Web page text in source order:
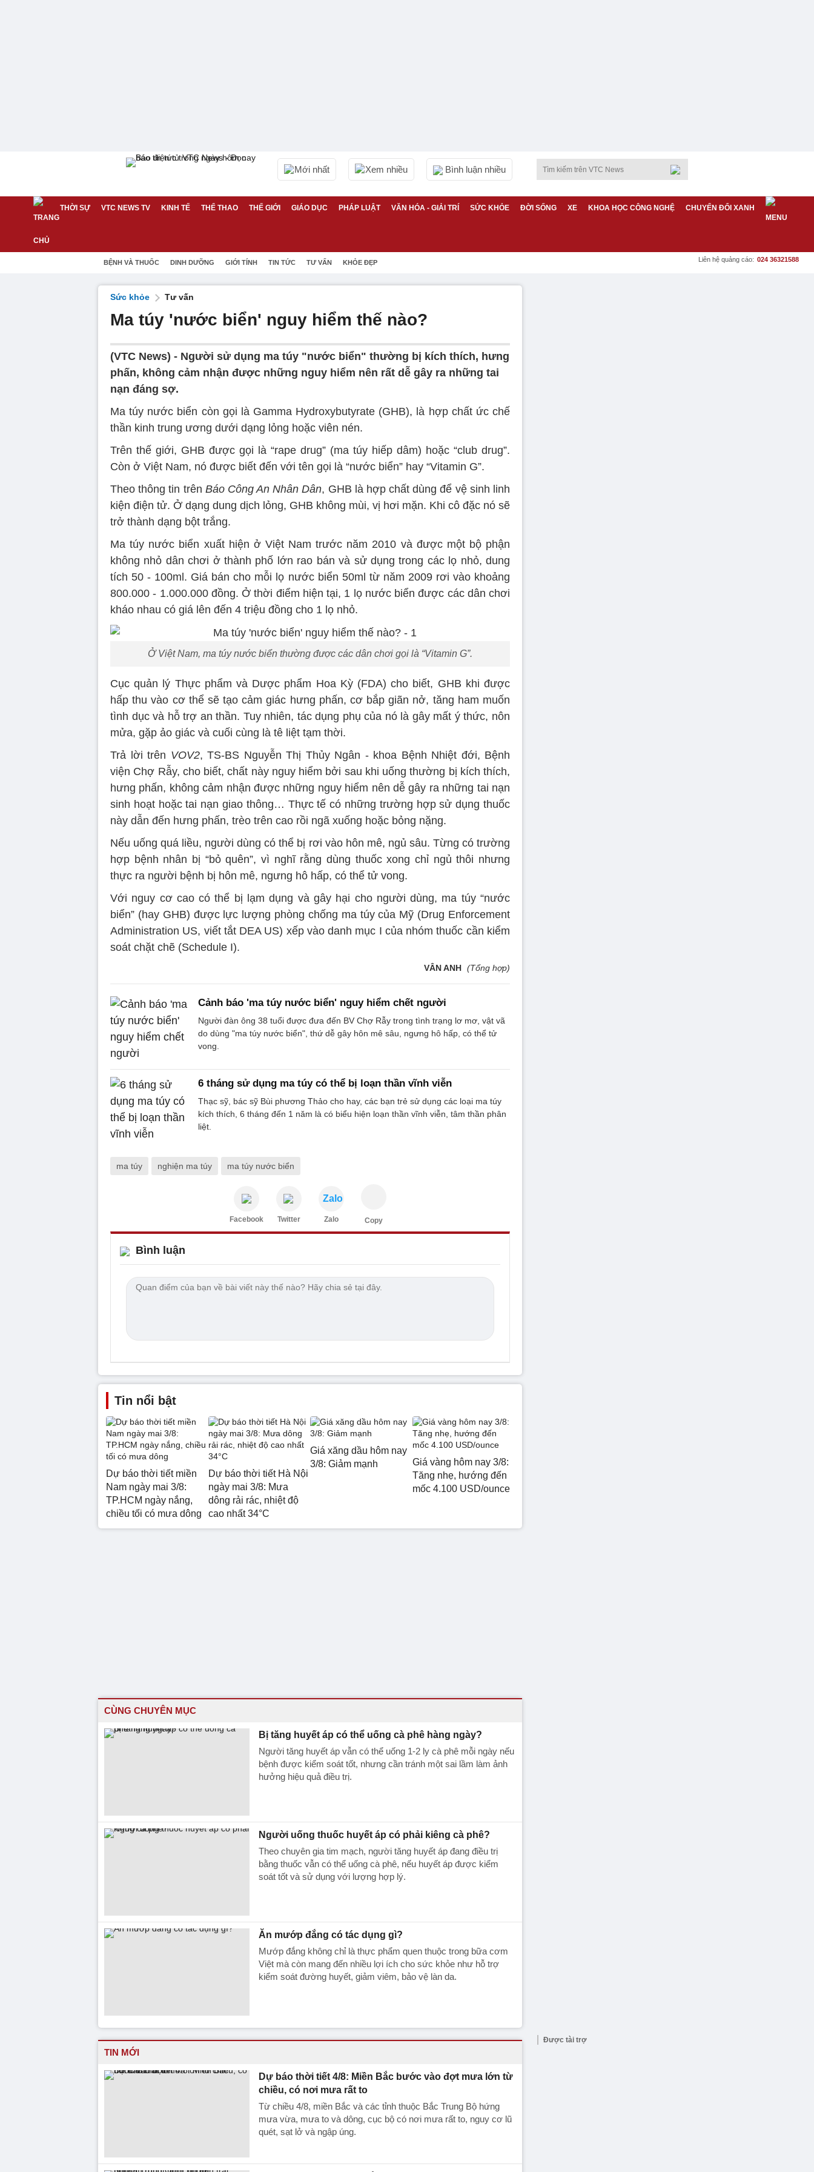
Mới nhất Xem nhiều Bình luận nhiều
THỜI SỰ VTC NEWS TV KINH TẾ THỂ THAO THẾ GIỚI GIÁO DỤC PHÁP LUẬT VĂN HÓA - GIẢI TRÍ SỨC KHỎE ĐỜI SỐNG XE KHOA HỌC CÔNG NGHỆ CHUYỂN ĐỔI XANH
BỆNH VÀ THUỐC DINH DƯỠNG GIỚI TÍNH TIN TỨC TƯ VẤN KHỎE ĐẸP Liên hệ quảng cáo: 024 36321588
Sức khỏe Tư vấn
Ma túy 'nước biển' nguy hiểm thế nào?
(VTC News) - Người sử dụng ma túy "nước biển" thường bị kích thích, hưng
phấn, không cảm nhận được những nguy hiểm nên rất dễ gây ra những tai
nạn đáng sợ.
Ma túy nước biển còn gọi là Gamma Hydroxybutyrate (GHB), là hợp chất ức chế
thần kinh trung ương dưới dạng lỏng hoặc viên nén.
Trên thế giới, GHB được gọi là “rape drug” (ma túy hiếp dâm) hoặc “club drug”.
Còn ở Việt Nam, nó được biết đến với tên gọi là “nước biển” hay “Vitamin G”.
Theo thông tin trên Báo Công An Nhân Dân, GHB là hợp chất dùng để vệ sinh linh
kiện điện tử. Ở dạng dung dịch lỏng, GHB không mùi, vị hơi mặn. Khi cô đặc nó sẽ
trở thành dạng bột trắng.
Ma túy nước biển xuất hiện ở Việt Nam trước năm 2010 và được một bộ phận
không nhỏ dân chơi ở thành phố lớn rao bán và sử dụng trong các lọ nhỏ, dung
tích 50 - 100ml. Giá bán cho mỗi lọ nước biển 50ml từ năm 2009 rơi vào khoảng
800.000 - 1.000.000 đồng. Ở thời điểm hiện tại, 1 lọ nước biển được các dân chơi
kháo nhau có giá lên đến 4 triệu đồng cho 1 lọ nhỏ.
Ở Việt Nam, ma túy nước biển thường được các dân chơi gọi là “Vitamin G”.
Cục quản lý Thực phẩm và Dược phẩm Hoa Kỳ (FDA) cho biết, GHB khi được
hấp thu vào cơ thể sẽ tạo cảm giác hưng phấn, cơ bắp giãn nở, tăng ham muốn
tình dục và hỗ trợ an thần. Tuy nhiên, tác dụng phụ của nó là gây mất ý thức, nôn
mửa, gặp ảo giác và cuối cùng là tê liệt tạm thời.
Trả lời trên VOV2, TS-BS Nguyễn Thị Thủy Ngân - khoa Bệnh Nhiệt đới, Bệnh
viện Chợ Rẫy, cho biết, chất này nguy hiểm bởi sau khi uống thường bị kích thích,
hưng phấn, không cảm nhận được những nguy hiểm nên dễ gây ra những tai nạn
sinh hoạt hoặc tai nạn giao thông… Thực tế có những trường hợp sử dụng thuốc
này dẫn đến hưng phấn, trèo trên cao rồi ngã xuống hoặc bỏng nặng.
Nếu uống quá liều, người dùng có thể bị rơi vào hôn mê, ngủ sâu. Từng có trường
hợp bệnh nhân bị “bỏ quên”, vì nghĩ rằng dùng thuốc xong chỉ ngủ thôi nhưng
thực ra người bệnh bị hôn mê, ngưng hô hấp, có thể tử vong.
Với nguy cơ cao có thể bị lạm dụng và gây hại cho người dùng, ma túy “nước
biển” (hay GHB) được lực lượng phòng chống ma túy của Mỹ (Drug Enforcement
Administration US, viết tắt DEA US) xếp vào danh mục I của nhóm thuốc cần kiểm
soát chặt chẽ (Schedule I).
VÂN ANH (Tổng hợp)
Cảnh báo 'ma túy nước biển' nguy hiểm chết người
Người đàn ông 38 tuổi được đưa đến BV Chợ Rẫy trong tình trạng lơ mơ, vật vã
do dùng "ma túy nước biển", thứ dễ gây hôn mê sâu, ngưng hô hấp, có thể tử
vong.
6 tháng sử dụng ma túy có thể bị loạn thần vĩnh viễn
Thạc sỹ, bác sỹ Bùi phương Thảo cho hay, các bạn trẻ sử dụng các loại ma túy
kích thích, 6 tháng đến 1 năm là có biểu hiện loạn thần vĩnh viễn, tâm thần phân
liệt.
ma túy nghiện ma túy ma túy nước biển
Facebook Twitter
Zalo
Zalo Copy
Bình luận
Tin nổi bật
Dự báo thời tiết miền
Nam ngày mai 3/8:
TP.HCM ngày nắng,
chiều tối có mưa dông
Dự báo thời tiết Hà Nội
ngày mai 3/8: Mưa
dông rải rác, nhiệt độ
cao nhất 34°C
Giá xăng dầu hôm nay
3/8: Giảm mạnh
Giá vàng hôm nay 3/8:
Tăng nhẹ, hướng đến
mốc 4.100 USD/ounce
CÙNG CHUYÊN MỤC
Bị tăng huyết áp có thể uống cà phê hàng ngày?
Người tăng huyết áp vẫn có thể uống 1-2 ly cà phê mỗi ngày nếu
bệnh được kiểm soát tốt, nhưng cần tránh một sai lầm làm ảnh
hưởng hiệu quả điều trị.
Người uống thuốc huyết áp có phải kiêng cà phê?
Theo chuyên gia tim mạch, người tăng huyết áp đang điều trị
bằng thuốc vẫn có thể uống cà phê, nếu huyết áp được kiểm
soát tốt và sử dụng với lượng hợp lý.
Ăn mướp đắng có tác dụng gì?
Mướp đắng không chỉ là thực phẩm quen thuộc trong bữa cơm
Việt mà còn mang đến nhiều lợi ích cho sức khỏe như hỗ trợ
kiểm soát đường huyết, giảm viêm, bảo vệ làn da.
TIN MỚI
Dự báo thời tiết 4/8: Miền Bắc bước vào đợt mưa lớn từ
chiều, có nơi mưa rất to
Từ chiều 4/8, miền Bắc và các tỉnh thuộc Bắc Trung Bộ hứng
mưa vừa, mưa to và dông, cục bộ có nơi mưa rất to, nguy cơ lũ
quét, sạt lở và ngập úng.
Được tài trợ